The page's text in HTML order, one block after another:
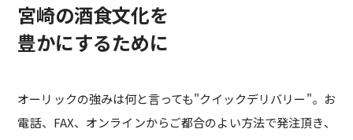
宮崎の酒食文化を
豊かにするために
オーリックの強みは何と言っても"クイックデリバリー"。お
電話、FAX、オンラインからご都合のよい方法で発注頂き、